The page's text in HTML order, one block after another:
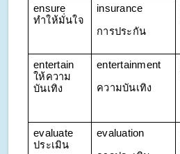
ensure
ทำให้มั่นใจ
insurance
การประกัน
entertain
ให้ความ
บันเทิง
entertainment
ความบันเทิง
evaluate
ประเมิน
evaluation